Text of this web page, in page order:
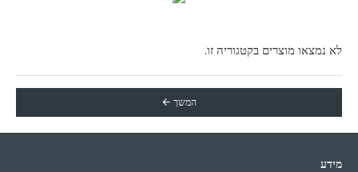
לא נמצאו מוצרים בקטגוריה זו.
המשך
מידע